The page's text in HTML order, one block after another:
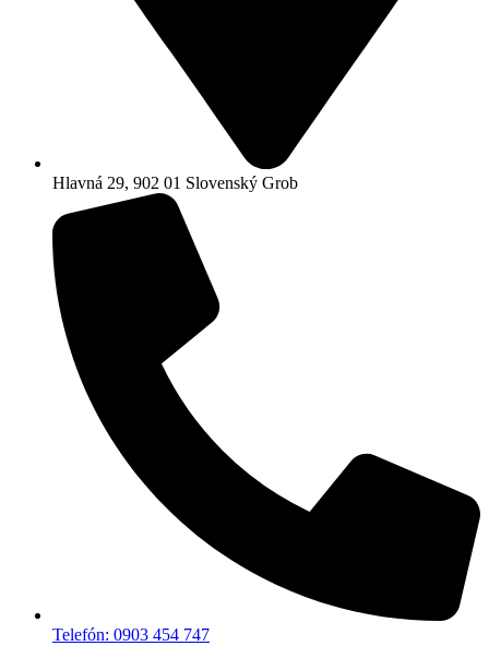
Hlavná 29, 902 01 Slovenský Grob
Telefón: 0903 454 747